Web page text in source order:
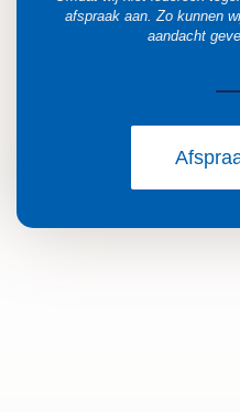
afspraak aan. Zo kunnen
aandacht